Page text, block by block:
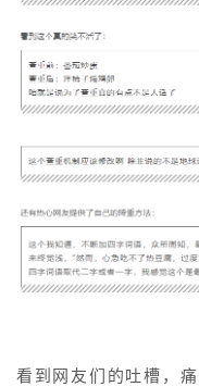
看到网友们的吐槽，